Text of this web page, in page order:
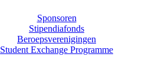
Sponsoren
Stipendiafonds
Beroepsverenigingen
Student Exchange Programme